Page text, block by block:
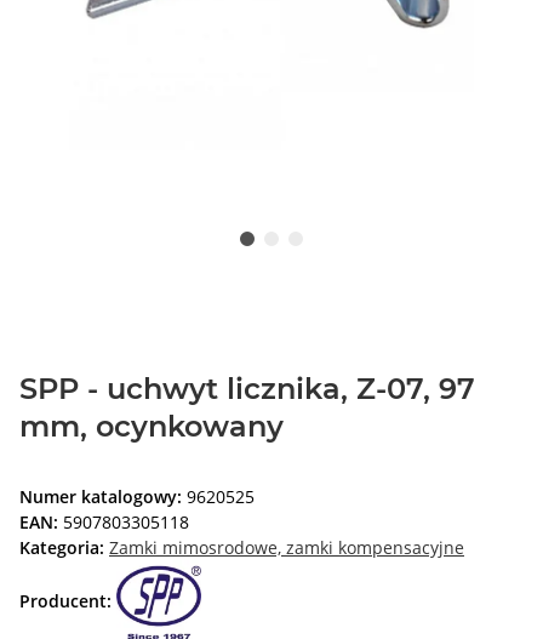
SPP - uchwyt licznika, Z-07, 97
mm, ocynkowany
Numer katalogowy: 9620525
EAN: 5907803305118
Kategoria: Zamki mimosrodowe, zamki kompensacyjne
Producent: